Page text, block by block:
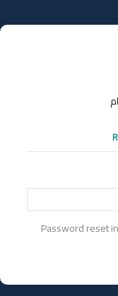
Password reset